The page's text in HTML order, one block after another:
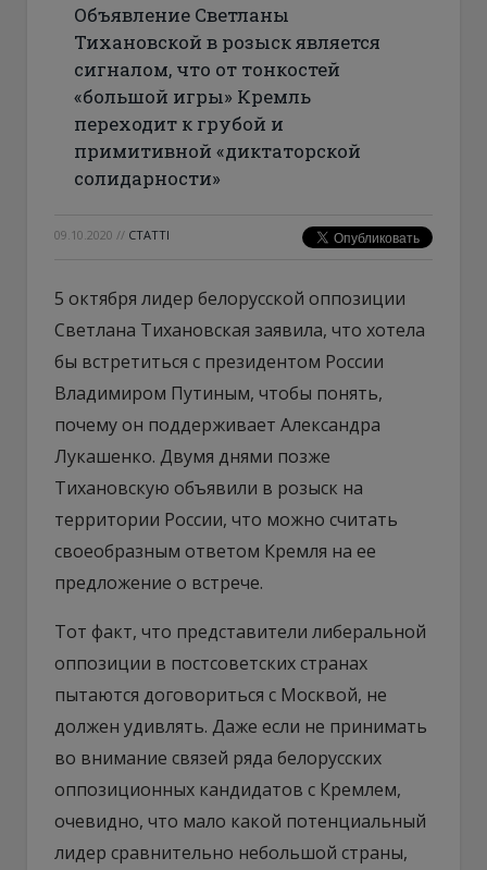
Объявление Светланы
Тихановской в розыск является
сигналом, что от тонкостей
«большой игры» Кремль
переходит к грубой и
примитивной «диктаторской
солидарности»
09.10.2020 // СТАТТІ
5 октября лидер белорусской оппозиции
Светлана Тихановская заявила, что хотела
бы встретиться с президентом России
Владимиром Путиным, чтобы понять,
почему он поддерживает Александра
Лукашенко. Двумя днями позже
Тихановскую объявили в розыск на
территории России, что можно считать
своеобразным ответом Кремля на ее
предложение о встрече.
Тот факт, что представители либеральной
оппозиции в постсоветских странах
пытаются договориться с Москвой, не
должен удивлять. Даже если не принимать
во внимание связей ряда белорусских
оппозиционных кандидатов с Кремлем,
очевидно, что мало какой потенциальный
лидер сравнительно небольшой страны,